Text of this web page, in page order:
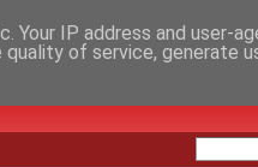
Your IP address and user-
of service, generate